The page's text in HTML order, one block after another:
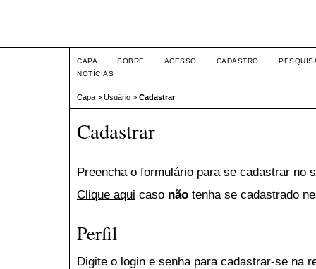
CAPA SOBRE ACESSO CADASTRO
NOTÍCIAS
Capa > Usuário > Cadastrar
Cadastrar
Preencha o formulário para se cadastrar no
Clique aqui caso não tenha se cadastrado
Perfil
Digite o login e senha para cadastrar-se na